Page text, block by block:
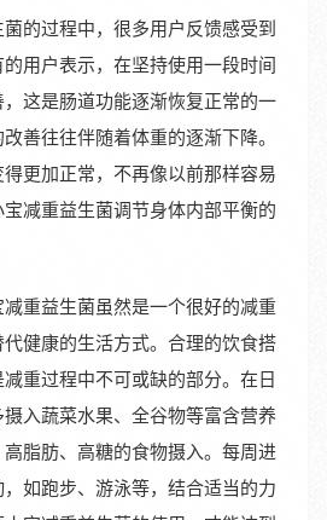
的过程中，很多用户反馈感受到
用户表示，在坚持使用一段时间
这是肠道功能逐渐恢复正常的一
善往往伴随着体重的逐渐下降。
更加正常，不再像以前那样容易
减重益生菌调节身体内部平衡的
重益生菌虽然是一个很好的减重
健康的生活方式。合理的饮食搭
重过程中不可或缺的部分。在日
入蔬菜水果、全谷物等富含营养
脂肪、高糖的食物摄入。每周进
如跑步、游泳等，结合适当的力